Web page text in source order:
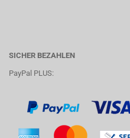
SICHER BEZAHLEN
PayPal PLUS: